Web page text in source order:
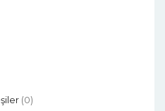
(0)